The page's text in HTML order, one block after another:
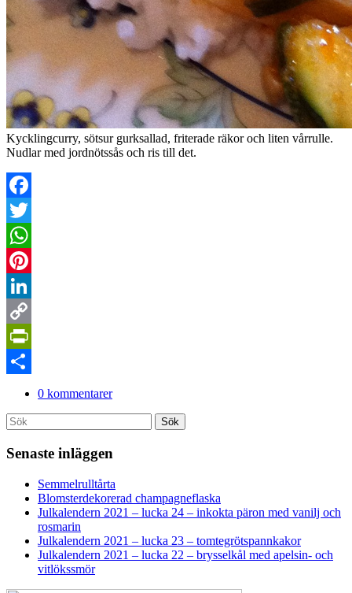
Kycklingcurry, sötsur gurksallad, friterade räkor och liten vårrulle.
Nudlar med jordnötssås och ris till det.
Facebook
Twitter
WhatsApp
Pinterest
LinkedIn
Copy
Link
PrintFriendly
0 kommentarer
Search
for:
Sök
Senaste inläggen
Semmelrulltårta
Blomsterdekorerad champagneflaska
Julkalendern 2021 – lucka 24 – inkokta päron med vanilj och
rosmarin
Julkalendern 2021 – lucka 23 – tomtegrötspannkakor
Julkalendern 2021 – lucka 22 – brysselkål med apelsin- och
vitlökssmör